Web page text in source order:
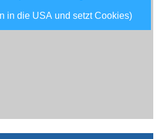
in die USA und setzt Cookies)